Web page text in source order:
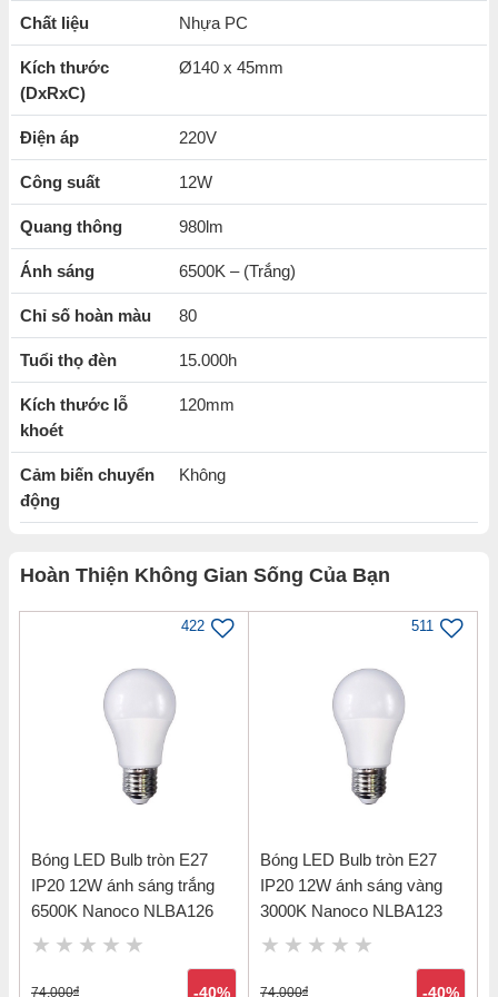
120mm Nanoco NED126
Ánh sáng đèn vô cùngổn định, không nhấp nháy
Chất liệu nhựa PC với tính năng bền bỉ,chịu được nhiệt
độ cao.
Tuổi thọ của đèn lên đến 15.000 giờ
Góc chiếu sáng lớn độ giúp chiếu sáng vùng không gian
Khả năngtiết kiệm điện năng hiệu quả
CRI>80phản ánh chân thực màu sắccủa vật thể được
chiếu sáng
Màu sắc đèn trung thực, phù hợp
gian khác nhau
Chất liệu Nhựa PC
Kích thước
(DxRxC)
Ø140 x 45mm
Điện áp 220V
Công suất 12W
Quang thông 980lm
Ánh sáng 6500K – (Trắng)
Chỉ số hoàn màu 80
Tuổi thọ đèn 15.000h
Kích thước lỗ
khoét
120mm
Cảm biến chuyển
động
Không
Hoàn Thiện Không Gian Sống Của Bạn
422
Bóng LED Bulb tròn E27
IP20 12W ánh sáng trắng
6500K Nanoco NLBA126
74,000đ -40%
511
Bóng LED Bulb tròn E27
IP20 12W ánh sáng vàng
3000K Nanoco NLBA123
74,000đ -40%